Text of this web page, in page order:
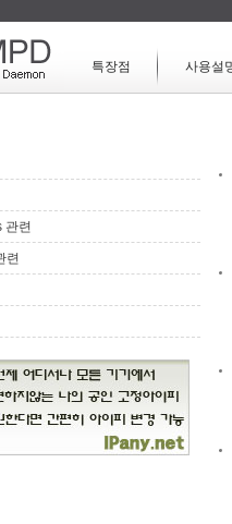
특장점 사용설
관련
련